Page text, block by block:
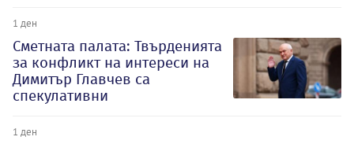
1 ден
Сметната палата: Твърденията
за конфликт на интереси на
Димитър Главчев са
спекулативни
1 ден